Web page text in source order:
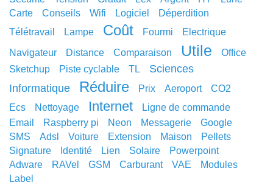
carte
conseils wifi logiciel
déperdition
télétravail
lampe coût fourmi
electrique
navigateur
distance comparaison utile
office
sketchup
piste cyclable TL
sciences
informatique
réduire prix aeroport
CO2
ecs
nettoyage internet
ligne de commande
email
raspberry pi neon messagerie
google
SMS
adsl voiture extension maison
pellets
signature
identité lien solaire
powerpoint
adware
RAVel GSM carburant VAE
modules
label